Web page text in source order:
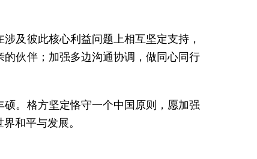
及彼此核心利益问题上相互坚定支持，
伙伴；加强多边沟通协调，做同心同行
。格方坚定恪守一个中国原则，愿加强
和平与发展。